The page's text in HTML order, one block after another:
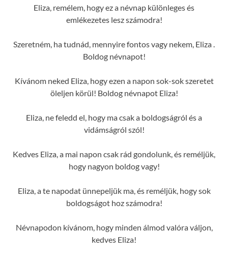
Eliza, remélem, hogy ez a névnap különleges és
emlékezetes lesz számodra!
Szeretném, ha tudnád, mennyire fontos vagy nekem, Eliza .
Boldog névnapot!
Kívánom neked Eliza, hogy ezen a napon sok-sok szeretet
öleljen körül! Boldog névnapot Eliza!
Eliza, ne feledd el, hogy ma csak a boldogságról és a
vidámságról szól!
Kedves Eliza, a mai napon csak rád gondolunk, és reméljük,
hogy nagyon boldog vagy!
Eliza, a te napodat ünnepeljük ma, és reméljük, hogy sok
boldogságot hoz számodra!
Névnapodon kívánom, hogy minden álmod valóra váljon,
kedves Eliza!